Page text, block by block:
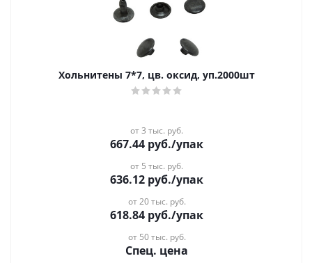
Хольнитены 7*7, цв. оксид, уп.2000шт
от 3 тыс. руб.
667.44 руб./упак
от 5 тыс. руб.
636.12 руб./упак
от 20 тыс. руб.
618.84 руб./упак
от 50 тыс. руб.
Спец. цена